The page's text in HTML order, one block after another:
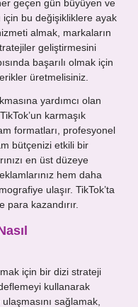
geçen gün büyüyen ve
bu değişikliklere ayak
almak, markaların
geliştirmesini
başarılı olmak için
üretmelisiniz.
yardımcı olan
karmaşık
formatları, profesyonel
bütçenizi etkili bir
en üst düzeye
hem daha
ulaşır. TikTok’ta
para kazandırır.
için bir dizi strateji
kullanarak
sağlamak,